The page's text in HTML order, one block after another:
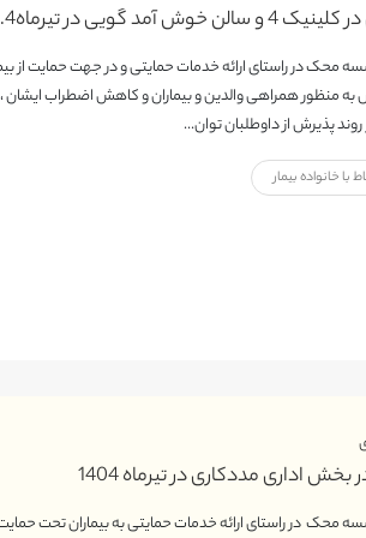
داوطلبین
در راستای ارائه خدمات حمایتی و در جهت حمایت از
به منظور همراهی والدین و بیماران و کاهش اضطراب ایشان ،
پذیرش از داوطلبان توان...
با خانواده بیمار
اداری مددکاری در تیرماه 1404
در راستای ارائه خدمات حمایتی به بیماران تحت